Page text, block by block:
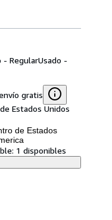
- RegularUsado -
gratis
Estados Unidos
de Estados
1 disponibles